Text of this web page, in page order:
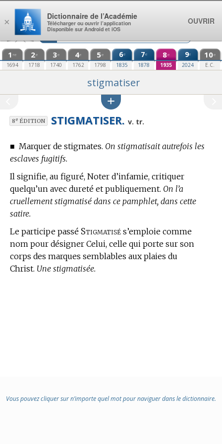
Aller au contenu
1 re
1694
2e
1718
3e
1740
4e
1762
5e
1798
6e
1835
7e
1878
8e
1935
9e
2024
10e
E.C.
stigmatiser
8eÉDITION STIGMATISER. v. tr.
■ Marquer de stigmates. On stigmatisait autrefois les
esclaves fugitifs.
Il signifie, au figuré, Noter d’infamie, critiquer
quelqu’un avec dureté et publiquement. On l’a
cruellement stigmatisé dans ce pamphlet, dans cette
satire.
Le participe passé Stigmatisé s’emploie comme
nom pour désigner Celui, celle qui porte sur son
corps des marques semblables aux plaies du
Christ. Une stigmatisée.
Vous pouvez cliquer sur n’importe quel mot pour naviguer dans le dictionnaire.
×
Dictionnaire de l’Académie
Télécharger ou ouvrir l’application
Disponible sur Android et iOS
OUVRIR